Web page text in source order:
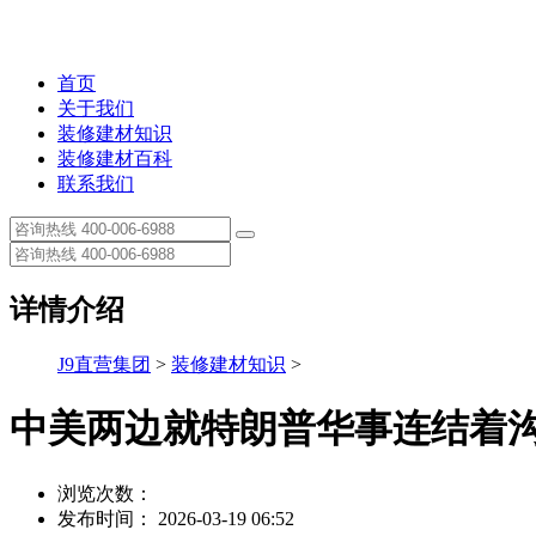
首页
关于我们
装修建材知识
装修建材百科
联系我们
详情介绍
J9直营集团 > 装修建材知识 >
中美两边就特朗普华事连结着
浏览次数：
发布时间： 2026-03-19 06:52